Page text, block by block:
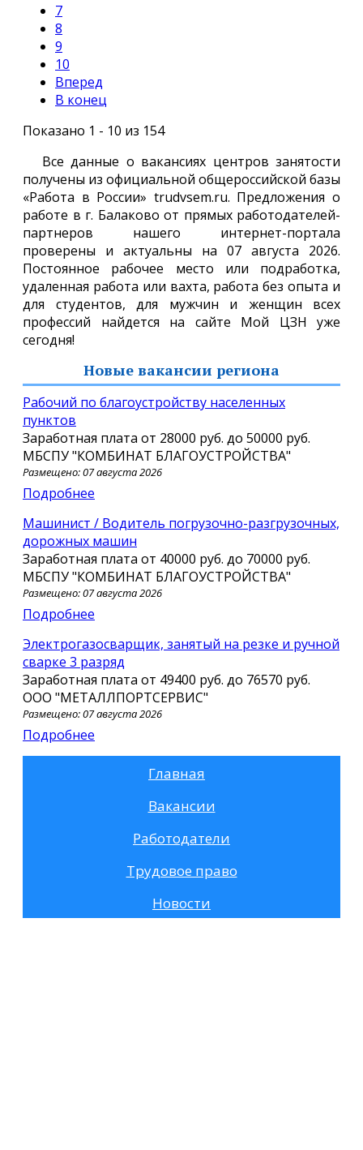
7
8
9
10
Вперед
В конец
Показано 1 - 10 из 154
Все данные о вакансиях центров занятости
получены из официальной общероссийской базы
«Работа в России» trudvsem.ru. Предложения о
работе в г. Балаково от прямых работодателей-
партнеров нашего интернет-портала
проверены и актуальны на 07 августа 2026.
Постоянное рабочее место или подработка,
удаленная работа или вахта, работа без опыта и
для студентов, для мужчин и женщин всех
профессий найдется на сайте Мой ЦЗН уже
сегодня!
Новые вакансии региона
Рабочий по благоустройству населенных
пунктов
Заработная плата от 28000 руб. до 50000 руб.
МБСПУ "КОМБИНАТ БЛАГОУСТРОЙСТВА"
Размещено: 07 августа 2026
Подробнее
Машинист / Водитель погрузочно-разгрузочных,
дорожных машин
Заработная плата от 40000 руб. до 70000 руб.
МБСПУ "КОМБИНАТ БЛАГОУСТРОЙСТВА"
Размещено: 07 августа 2026
Подробнее
Электрогазосварщик, занятый на резке и ручной
сварке 3 разряд
Заработная плата от 49400 руб. до 76570 руб.
ООО "МЕТАЛЛПОРТСЕРВИС"
Размещено: 07 августа 2026
Подробнее
Главная
Вакансии
Работодатели
Трудовое право
Новости